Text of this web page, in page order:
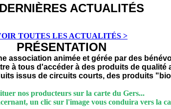
DERNIÈRES ACTUALITÉS
TOUTES LES ACTUALITÉS >
PRÉSENTATION
association animée et gérée par des
à tous d'accéder à des produits de qualité
issus de circuits courts, des produits
nos producteurs sur la carte du Gers...
un clic sur l'image vous conduira vers la